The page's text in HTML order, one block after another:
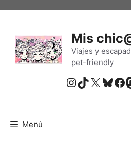
Mis
Viajes y
pet-friendly
Instagram
TikTok
X
Menú